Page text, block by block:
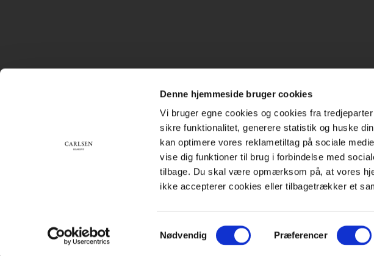
Denne hjemmeside bruger cookies
Vi bruger egne cookies og cookies fra
sikre funktionalitet, generere statistik og huske
kan optimere vores reklametiltag på sociale
vise dig funktioner til brug i forbindelse med
tilbage. Du skal være opmærksom på, at vores
ikke accepterer cookies eller tilbagetrækker et
Samtykkevalg
Nødvendig Præferencer
Subfooter
Handelsbetingelser Cookiepolitik Persondatapolitik